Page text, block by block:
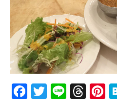
Facebook
Twitter
Line